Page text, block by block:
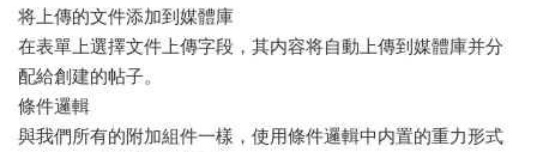
将上傳的文件添加到媒體庫
在表單上選擇文件上傳字段，其内容将自動上傳到媒體庫并分
配給創建的帖子。
條件邏輯
與我們所有的附加組件一樣，使用條件邏輯中内置的重力形式